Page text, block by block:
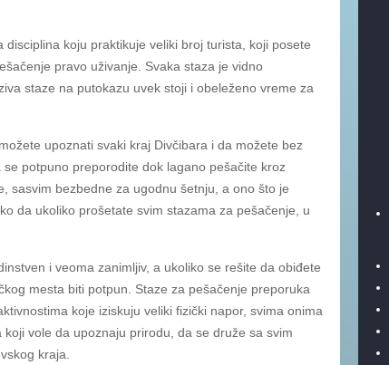
koju praktikuje veliki broj turista, koji posete
pravo uživanje. Svaka staza je vidno
staze na putokazu uvek stoji i obeleženo vreme za
upoznati svaki kraj Divčibara i da možete bez
potpuno preporodite dok lagano pešačite kroz
sasvim bezbedne za ugodnu šetnju, a ono što je
da ukoliko prošetate svim stazama za pešačenje, u
i veoma zanimljiv, a ukoliko se rešite da obiđete
mesta biti potpun. Staze za pešačenje preporuka
koje iziskuju veliki fizički napor, svima onima
vole da upoznaju prirodu, da se druže sa svim
kraja.